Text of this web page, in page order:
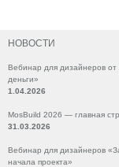
НОВОСТИ
Вебинар для дизайнеров от
деньги»
1.04.2026
MosBuild 2026 — главная
31.03.2026
Вебинар для дизайнеров
начала проекта»